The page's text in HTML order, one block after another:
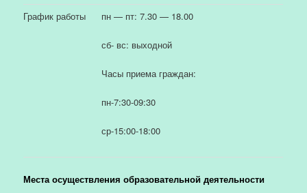
График работы
пн — пт: 7.30 — 18.00
сб- вс: выходной
Часы приема граждан:
пн-7:30-09:30
ср-15:00-18:00
Места осуществления образовательной деятельности